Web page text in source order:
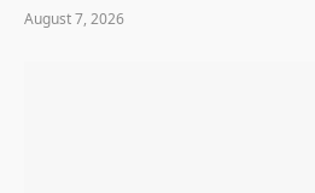
August 7, 2026